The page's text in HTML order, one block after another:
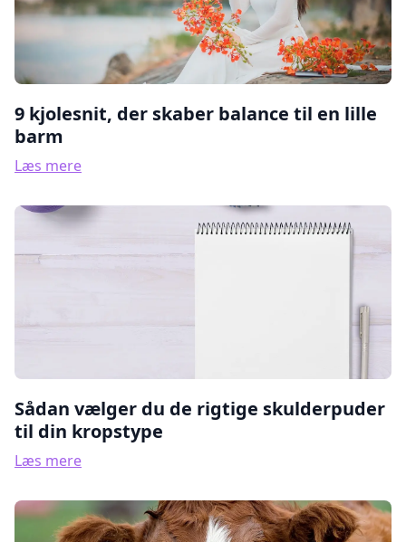
9 kjolesnit, der skaber balance til en lille
barm
Læs mere
Sådan vælger du de rigtige skulderpuder
til din kropstype
Læs mere